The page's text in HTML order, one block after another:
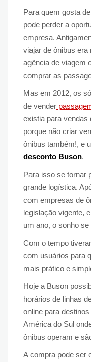
Para quem gosta
pode perder a
empresa.
viajar de ônibus
agência de viagem
comprar as
Mas em 2012, os
de vender
existia para vendas
porque não criar
ônibus também!, e
desconto Buson.
Para isso se tornar
grande logística.
com empresas de
legislação vigente,
um ano, o sonho se
Com o tempo
com usuários para
mais prático e
Hoje a Buson
horários de linhas
online para
América do Sul
ônibus operam e
A compra pode ser